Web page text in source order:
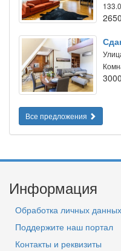
Все предложения
Информация
Обработка личных данных
Поддержите наш портал
Контакты и реквизиты